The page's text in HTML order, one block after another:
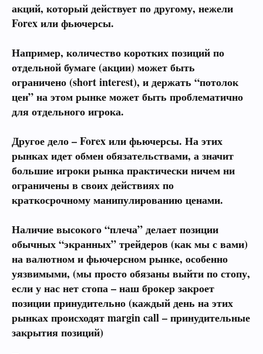
акций, который действует по другому, нежели
Forexилифьючерсы.
Например, количество коротких позиций по
отдельной бумаге (акции) может быть
ограничено (short interest), и держать “потолок
цен” на этом рынке может быть проблематично
для отдельного игрока.
Другое дело –Forexилифьючерсы. На этих
рынках идет обмен обязательствами, а значит
большие игроки рынка практически ничем ни
ограничены в своих действиях по
краткосрочному манипулированию ценами.
Наличие высокого “плеча” делает позиции
обычных “экранных” трейдеров (как мы с вами)
на валютном и фьючерсном рынке, особенно
уязвимыми, (мы просто обязаны выйти по стопу,
если у нас нет стопа – наш брокер закроет
позиции принудительно (каждый день на этих
рынках происходятmargin call –принудительные
закрытия позиций)